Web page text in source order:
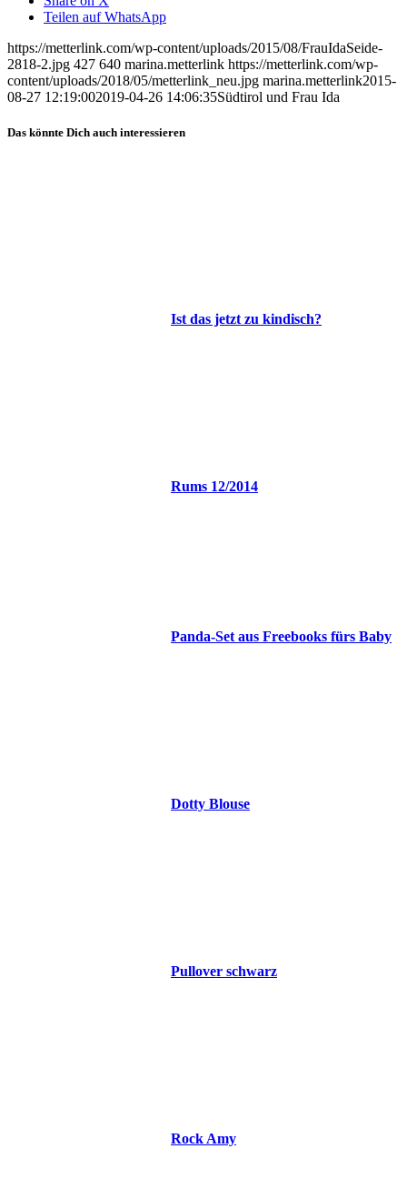
Teilen auf WhatsApp
https://metterlink.com/wp-content/uploads/2015/08/FrauIdaSeide-
2818-2.jpg 427 640 marina.metterlink https://metterlink.com/wp-
content/uploads/2018/05/metterlink_neu.jpg marina.metterlink2015-
08-27 12:19:002019-04-26 14:06:35Südtirol und Frau Ida
Das könnte Dich auch interessieren
Ist das jetzt zu kindisch?
Rums 12/2014
Panda-Set aus Freebooks fürs Baby
Dotty Blouse
Pullover schwarz
Rock Amy